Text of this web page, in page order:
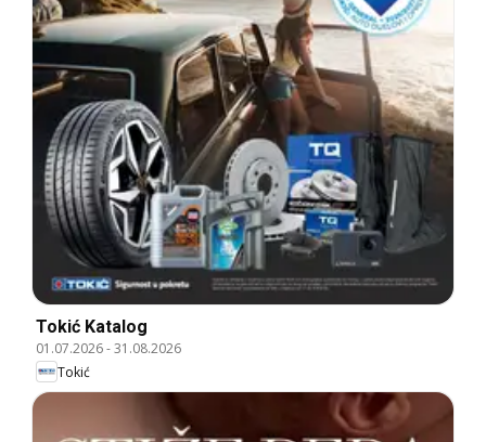
Tokić Katalog
01.07.2026-31.08.2026
Tokić